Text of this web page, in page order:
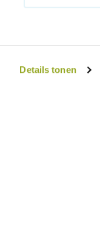
Details tonen